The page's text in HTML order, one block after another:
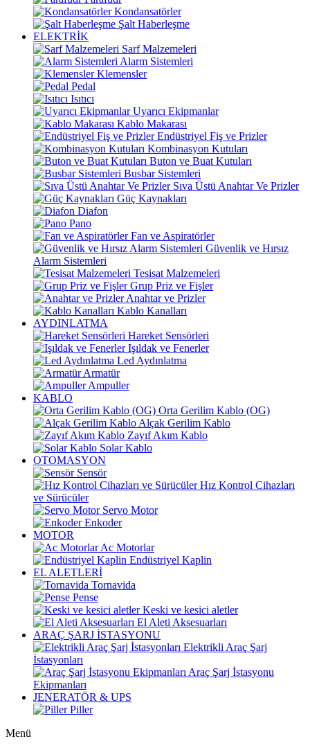
Kondansatörler
Şalt Haberleşme
ELEKTRİK
Sarf Malzemeleri
Alarm Sistemleri
Klemensler
Pedal
Isıtıcı
Uyarıcı Ekipmanlar
Kablo Makarası
Endüstriyel Fiş ve Prizler
Kombinasyon Kutuları
Buton ve Buat Kutuları
Busbar Sistemleri
Sıva Üstü Anahtar Ve Prizler
Güç Kaynakları
Diafon
Pano
Fan ve Aspiratörler
Güvenlik ve Hırsız
Alarm Sistemleri
Tesisat Malzemeleri
Grup Priz ve Fişler
Anahtar ve Prizler
Kablo Kanalları
AYDINLATMA
Hareket Sensörleri
Işıldak ve Fenerler
Led Aydınlatma
Armatür
Ampuller
KABLO
Orta Gerilim Kablo (OG)
Alçak Gerilim Kablo
Zayıf Akım Kablo
Solar Kablo
OTOMASYON
Sensör
Hız Kontrol Cihazları
ve Sürücüler
Servo Motor
Enkoder
MOTOR
Ac Motorlar
Endüstriyel Kaplin
EL ALETLERİ
Tornavida
Pense
Keski ve kesici aletler
El Aleti Aksesuarları
ARAÇ ŞARJ İSTASYONU
Elektrikli Araç Şarj
İstasyonları
Araç Şarj İstasyonu
Ekipmanları
JENERATÖR & UPS
Piller
Menü